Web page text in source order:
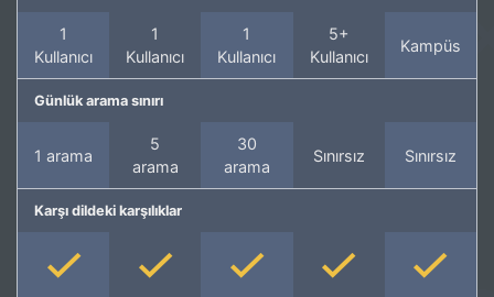
1
Kullanıcı
1
Kullanıcı
1
Kullanıcı
5+
Kullanıcı
Kampüs
Günlük arama sınırı
1 arama
5
arama
30
arama
Sınırsız Sınırsız
Karşı dildeki karşılıklar